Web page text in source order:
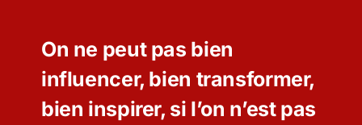
On ne peut pas bien
influencer, bien transformer,
bien inspirer, si l’on n’est pas